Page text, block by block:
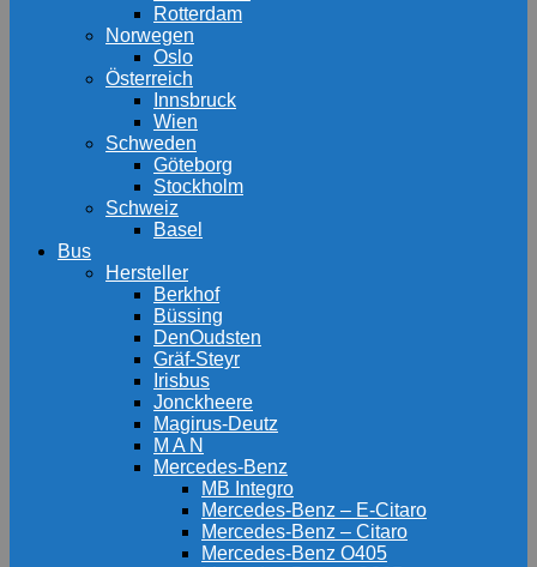
Rotterdam
Norwegen
Oslo
Österreich
Innsbruck
Wien
Schweden
Göteborg
Stockholm
Schweiz
Basel
Bus
Hersteller
Berkhof
Büssing
DenOudsten
Gräf-Steyr
Irisbus
Jonckheere
Magirus-Deutz
M A N
Mercedes-Benz
MB Integro
Mercedes-Benz – E-Citaro
Mercedes-Benz – Citaro
Mercedes-Benz O405